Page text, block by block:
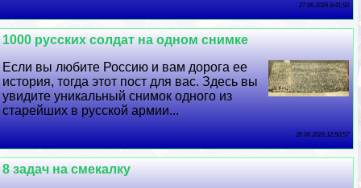
27 06 2026 8:41:50
1000 русских солдат на одном снимке
Если вы любите Россию и вам дорога ее
история, тогда этот пост для вас. Здесь вы
увидите уникальный снимок одного из
старейших в русской армии...
26 06 2026 12:50:57
8 задач на смекалку